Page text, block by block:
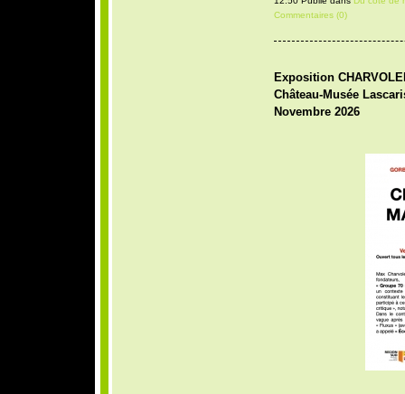
Commentaires (0)
Exposition
Château-Musée
Novembre 2026